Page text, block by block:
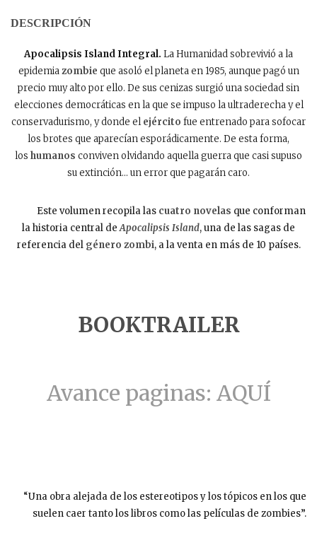
DESCRIPCIÓN
Apocalipsis Island Integral. La Humanidad sobrevivió a la
epidemiazombie que asoló el planeta en 1985, aunque pagó un
precio muy alto por ello. De sus cenizas surgió una sociedad sin
elecciones democráticas en la que se impuso la ultraderecha y el
conservadurismo, y donde elejército fue entrenado para sofocar
los brotes que aparecían esporádicamente. De esta forma,
los humanos conviven olvidando aquella guerra que casi supuso
su extinción… un error que pagarán caro.
Este volumen recopila las cuatro novelas que conforman
la historia central deApocalipsis Island, una de las sagas de
referencia del género zombi, a la venta en más de 10 países.
BOOKTRAILER
Avance paginas: AQUÍ
“Una obra alejada de los estereotipos y los tópicos en los que
suelen caer tanto los libros como las películas de zombies”.